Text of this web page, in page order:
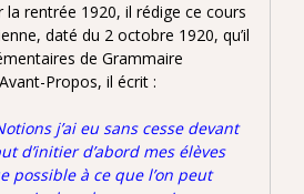
rentrée 1920, il rédige ce cours
daté du 2 octobre 1920, qu’il
de Grammaire
Propos, il écrit :
j’ai eu sans cesse devant
d’initier d’abord mes élèves
possible à ce que l’on peut